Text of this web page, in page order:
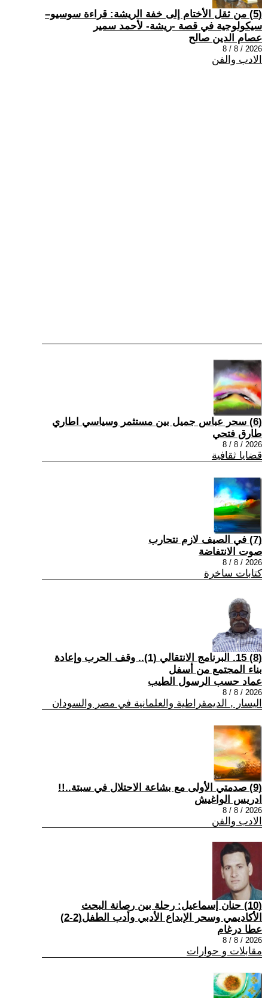
(5) من ثقل الأختام إلى خفة الريشة: قراءة سوسيو–
سيكولوجية في قصة -ريشة- لأحمد سمير
عصام الدين صالح
2026 / 8 / 8
الادب والفن
(6) سحر عباس جميل بين مستثمر وسياسي اطاري
طارق فتحي
2026 / 8 / 8
قضايا ثقافية
(7) في الصيف لازم نتحارب
صوت الانتفاضة
2026 / 8 / 8
كتابات ساخرة
(8) 15. البرنامج الانتقالي (1).. وقف الحرب وإعادة
بناء المجتمع من أسفل
عماد حسب الرسول الطيب
2026 / 8 / 8
اليسار , الديمقراطية والعلمانية في مصر والسودان
(9) صدمتي الأولى مع بشاعة الاحتلال في سبتة..!!
ادريس الواغيش
2026 / 8 / 8
الادب والفن
(10) حنان إسماعيل: رحلة بين رصانة البحث
الأكاديمي وسحر الإبداع الأدبي وأدب الطفل(2-2)
عطا درغام
2026 / 8 / 8
مقابلات و حوارات